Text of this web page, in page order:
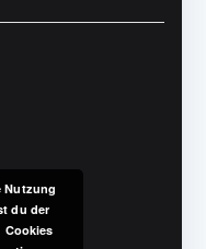
Nutzung
du der
Cookies